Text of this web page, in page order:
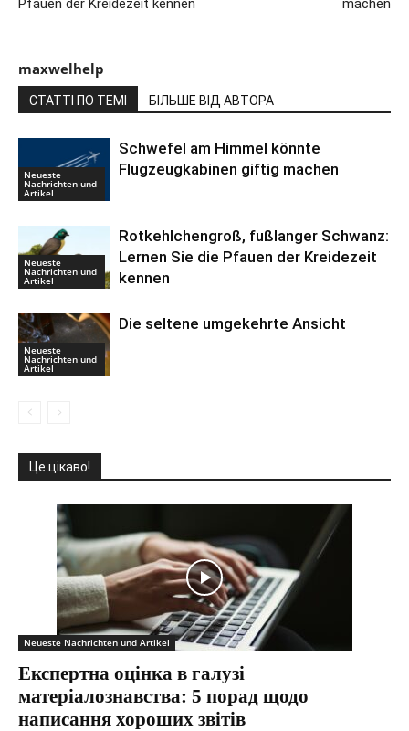
Pfauen der Kreidezeit kennen machen
maxwelhelp
СТАТТІ ПО ТЕМІ БІЛЬШЕ ВІД АВТОРА
Neueste
Nachrichten und
Artikel
Schwefel am Himmel könnte
Flugzeugkabinen giftig machen
Neueste
Nachrichten und
Artikel
Rotkehlchengroß, fußlanger Schwanz:
Lernen Sie die Pfauen der Kreidezeit
kennen
Neueste
Nachrichten und
Artikel
Die seltene umgekehrte Ansicht
Це цікаво!
Neueste Nachrichten und Artikel
Експертна оцінка в галузі
матеріалознавства: 5 порад щодо
написання хороших звітів